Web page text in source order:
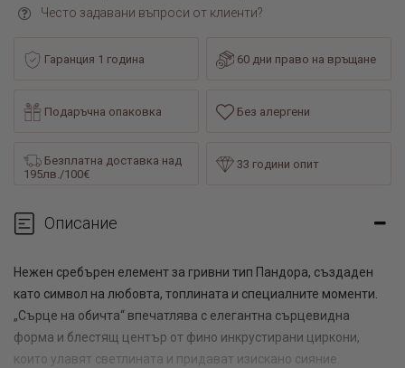
Често задавани въпроси от клиенти?
Гаранция 1 година 60 дни право на връщане
Подаръчна опаковка Без алергени
Безплатна доставка над
195лв./100€
33 години опит
Описание
Нежен сребърен елемент за гривни тип Пандора, създаден
като символ на любовта, топлината и специалните моменти.
„Сърце на обичта“ впечатлява с елегантна сърцевидна
форма и блестящ център от фино инкрустирани циркони,
които улавят светлината и придават изискано сияние.